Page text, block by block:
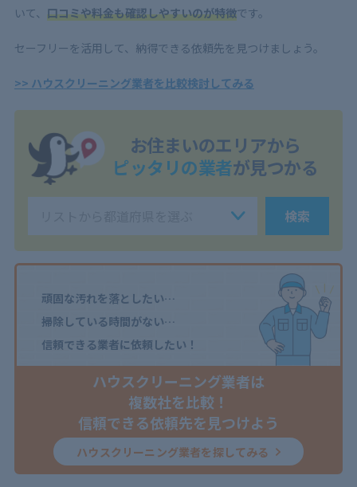
いて、 口コミや料金も確認しやすいのが特徴です。
セーフリーを活用して、納得できる依頼先を見つけましょう。
>> ハウスクリーニング業者を比較検討してみる
お住まいのエリアから
ピッタリの業者が見つかる
検索
頑固な汚れを落としたい…
掃除している時間がない…
信頼できる業者に依頼したい！
ハウスクリーニング業者は
複数社を比較！
信頼できる依頼先を見つけよう
ハウスクリーニング業者を探してみる